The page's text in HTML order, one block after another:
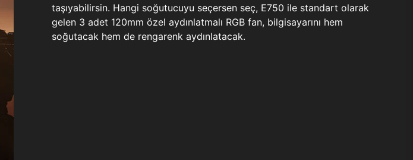
taşıyabilirsin. Hangi soğutucuyu seçersen seç, E750 ile standart olarak
gelen 3 adet 120mm özel aydınlatmalı RGB fan, bilgisayarını hem
soğutacak hem de rengarenk aydınlatacak.